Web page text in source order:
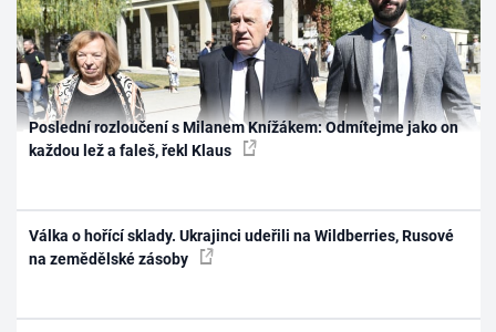
Poslední rozloučení s Milanem Knížákem: Odmítejme jako on
každou lež a faleš, řekl Klaus
Válka o hořící sklady. Ukrajinci udeřili na Wildberries, Rusové
na zemědělské zásoby